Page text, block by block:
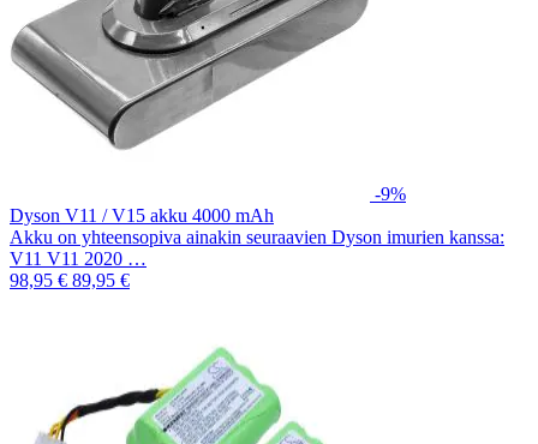
-9%
Dyson V11 / V15 akku 4000 mAh
Akku on yhteensopiva ainakin seuraavien Dyson imurien kanssa:
V11 V11 2020 …
98,95 € 89,95 €